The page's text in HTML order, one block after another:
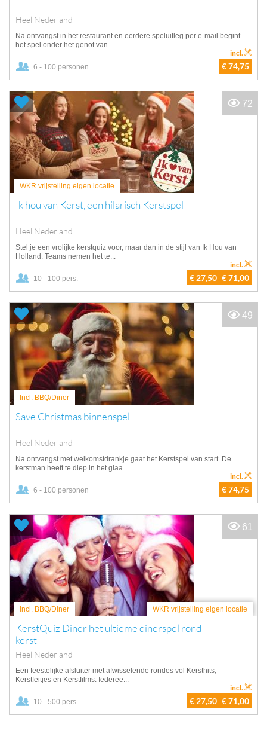
Heel Nederland
Na ontvangst in het restaurant en eerdere speluitleg per e-mail begint
het spel onder het genot van...
6 - 100 personen € 74,75
incl.
WKR vrijstelling eigen locatie
Ik hou van Kerst, een hilarisch Kerstspel
Heel Nederland
Stel je een vrolijke kerstquiz voor, maar dan in de stijl van Ik Hou van
Holland. Teams nemen het te...
10 - 100 pers. € 27,50 € 71,00
incl.
72
Incl. BBQ/Diner
Save Christmas binnenspel
Heel Nederland
Na ontvangst met welkomstdrankje gaat het Kerstspel van start. De
kerstman heeft te diep in het glaa...
6 - 100 personen € 74,75
incl.
49
Incl. BBQ/Diner WKR vrijstelling eigen locatie
KerstQuiz Diner het ultieme dinerspel rond
kerst
Heel Nederland
Een feestelijke afsluiter met afwisselende rondes vol Kersthits,
Kerstfeitjes en Kerstfilms. Iederee...
10 - 500 pers. € 27,50 € 71,00
incl.
61